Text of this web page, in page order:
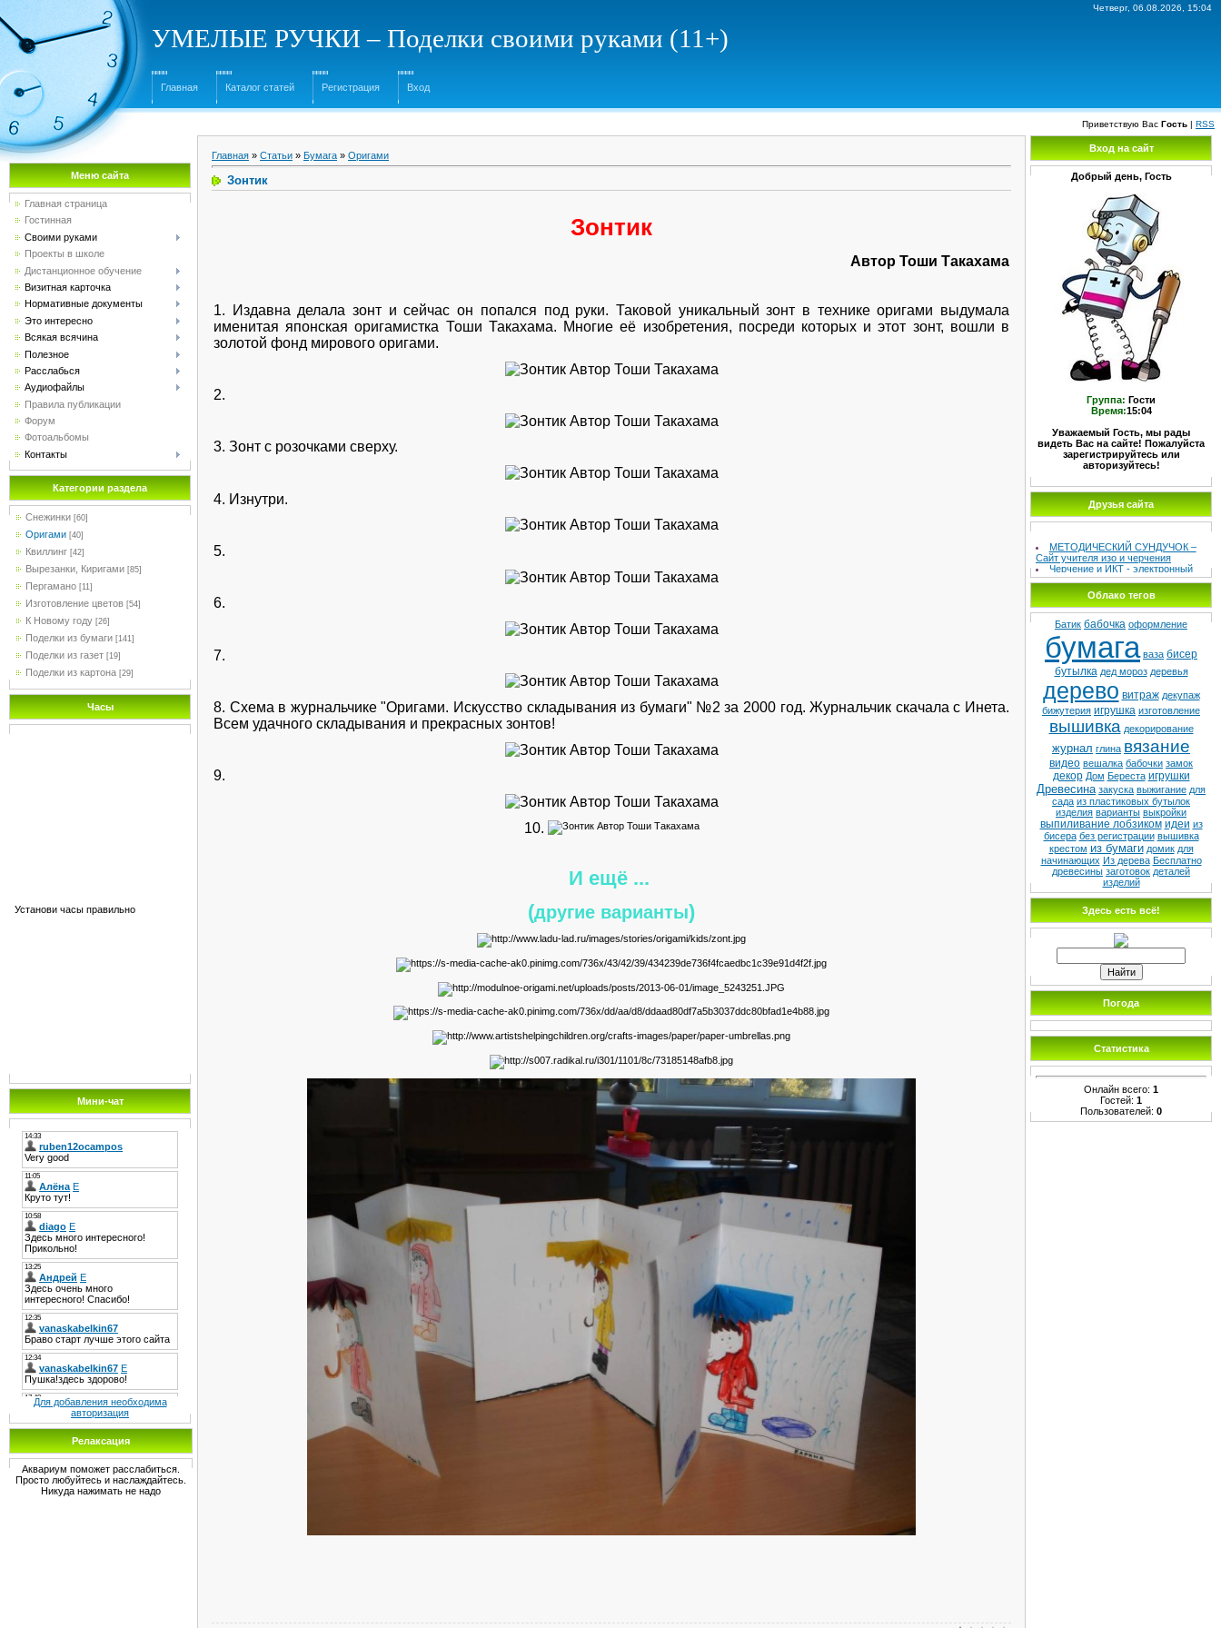
Четверг, 06.08.2026, 15:04
УМЕЛЫЕ РУЧКИ – Поделки своими руками (11+)
Главная Каталог статей Регистрация Вход
Приветствую Вас Гость | RSS
Меню сайта
Главная страница
Гостинная
Своими руками
Проекты в школе
Дистанционное обучение
Визитная карточка
Нормативные документы
Это интересно
Всякая всячина
Полезное
Расслабься
Аудиофайлы
Правила публикации
Форум
Фотоальбомы
Контакты
Категории раздела
Снежинки [60]
Оригами [40]
Квиллинг [42]
Вырезанки, Киригами [85]
Пергамано [11]
Изготовление цветов [54]
К Новому году [26]
Поделки из бумаги [141]
Поделки из газет [19]
Поделки из картона [29]
Часы
Установи часы правильно
Мини-чат
Для добавления необходима
авторизация
Релаксация
Аквариум поможет расслабиться.
Просто любуйтесь и наслаждайтесь.
Никуда нажимать не надо
Главная » Статьи » Бумага » Оригами
Зонтик
Зонтик
Автор Тоши Такахама
1. Издавна делала зонт и сейчас он попался под руки. Таковой уникальный зонт в технике оригами выдумала
именитая японская оригамистка Тоши Такахама. Многие её изобретения, посреди которых и этот зонт, вошли в
золотой фонд мирового оригами.
2.
3. Зонт с розочками сверху.
4. Изнутри.
5.
6.
7.
8. Схема в журнальчике "Оригами. Искусство складывания из бумаги" №2 за 2000 год. Журнальчик скачала с Инета.
Всем удачного складывания и прекрасных зонтов!
9.
10.
И ещё ...
(другие варианты)
Вход на сайт
Добрый день, Гость
Группа: Гости
Время:15:04
Уважаемый Гость, мы рады
видеть Вас на сайте! Пожалуйста
зарегистрируйтесь или
авторизуйтесь!
Друзья сайта
МЕТОДИЧЕСКИЙ СУНДУЧОК –
Сайт учителя изо и черчения
Черчение и ИКТ - электронный
учебник
МО учителей ИЗО
Школа №8
Детская худ. школа
Облако тегов
Батик бабочка оформление
бумага ваза бисер
бутылка дед мороз деревья
дерево витраж декупаж
бижутерия игрушка изготовление
вышивка декорирование
журнал глина вязание
видео вешалка бабочки замок
декор Дом Береста игрушки
Древесина закуска выжигание для
сада из пластиковых бутылок
изделия варианты выкройки
выпиливание лобзиком идеи из
бисера без регистрации вышивка
крестом из бумаги домик для
начинающих Из дерева Бесплатно
древесины заготовок деталей
изделий
Здесь есть всё!
Погода
Статистика
Онлайн всего: 1
Гостей: 1
Пользователей: 0